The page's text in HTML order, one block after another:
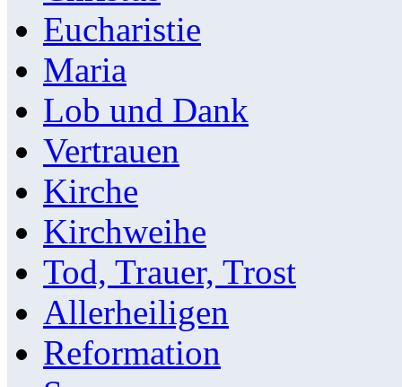
Eucharistie
Maria
Lob und Dank
Vertrauen
Kirche
Kirchweihe
Tod, Trauer, Trost
Allerheiligen
Reformation